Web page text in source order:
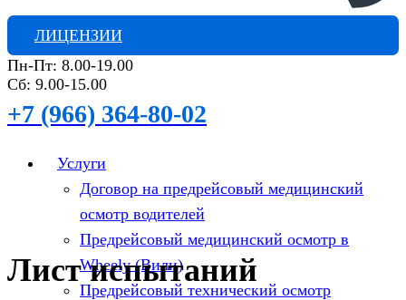
ЛИЦЕНЗИИ
Пн-Пт: 8.00-19.00
Сб: 9.00-15.00
+7 (966) 364-80-02
Услуги
Договор на предрейсовый медицинский
осмотр водителей
Предрейсовый медицинский осмотр в
Wheely (Вили)
Предрейсовый технический осмотр
Лист испытаний